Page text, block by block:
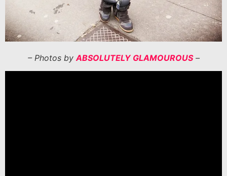
– Photos by ABSOLUTELY GLAMOUROUS–